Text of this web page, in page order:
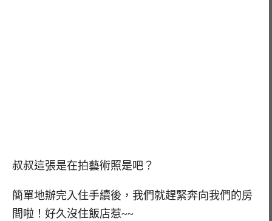
叔叔這張是在拍藝術照是吧？
簡單地辦完入住手續後，我們就趕緊奔向我們的房
間啦！好久沒住飯店惹~~